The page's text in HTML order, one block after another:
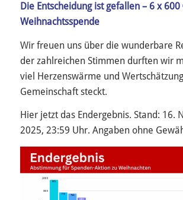
Die Entscheidung ist gefallen – 6 x 600
Weihnachtsspende
Wir freuen uns über die wunderbare
der zahlreichen Stimmen durften wir
viel Herzenswärme und
Gemeinschaft steckt.
Hier jetzt das Endergebnis. Stand: 16.
2025, 23:59 Uhr. Angaben ohne